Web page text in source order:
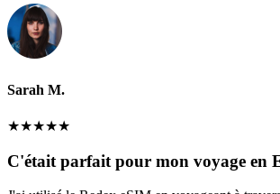
Sarah M.
★★★★★
C'était parfait pour mon voyage en